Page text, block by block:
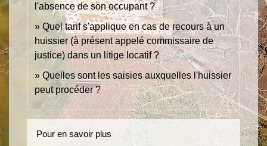
l'absence de son occupant ?
Quel tarif s'applique en cas de recours à un
huissier (à présent appelé commissaire de
justice) dans un litige locatif ?
Quelles sont les saisies auxquelles l'huissier
peut procéder ?
Pour en savoir plus